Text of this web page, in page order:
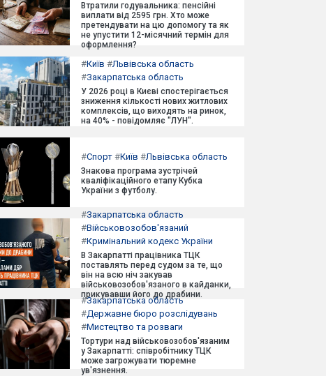
Втратили годувальника: пенсійні
виплати від 2595 грн. Хто може
претендувати на цю допомогу та як
не упустити 12-місячний термін для
оформлення?
#Київ #Львівська область
#Закарпатська область
У 2026 році в Києві спостерігається
зниження кількості нових житлових
комплексів, що виходять на ринок,
на 40% - повідомляє "ЛУН".
#Спорт #Київ #Львівська область
Знакова програма зустрічей
кваліфікаційного етапу Кубка
України з футболу.
#Закарпатська область
#Військовозобов'язаний
#Кримінальний кодекс України
В Закарпатті працівника ТЦК
поставлять перед судом за те, що
він на всю ніч закував
військовозобов'язаного в кайданки,
прикувавши його до драбини.
#Закарпатська область
#Державне бюро розслідувань
#Мистецтво та розваги
Тортури над військовозобов'язаним
у Закарпатті: співробітнику ТЦК
може загрожувати тюремне
ув'язнення.